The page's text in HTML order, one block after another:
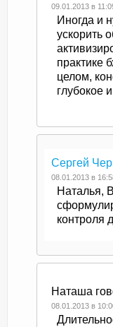
09.01.2013 в
Иногда и
ускорить
практике
целом,
глубокое
Сергей
08.01.2013 в
Наталья,
контроля
Наташа
08.01.2013 в